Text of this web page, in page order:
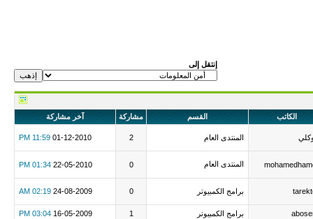
إنتقل إلى
الكاتب القسم مشاركة آخر مشاركة
المنتدى العام 2
01-12-2010
11:59 PM
المنتدى العام 0
22-05-2010
01:34 PM
برامج الكمبيوتر 0
24-08-2009
02:19 AM
برامج الكمبيوتر 1
16-05-2009
03:04 PM